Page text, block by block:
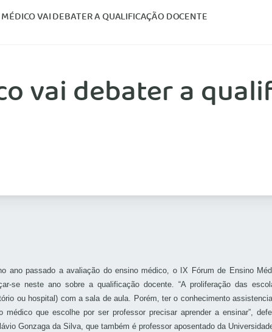
VAI DEBATER A QUALIFICAÇÃO DOCENTE
vai debater a
ano passado a avaliação do ensino médico, o IX Fórum de Ensino
se neste ano sobre a qualificação docente. “A proliferação das
ou hospital) com a sala de aula. Porém, ter o conhecimento
médico que escolhe por ser professor precisar aprender a ensinar”,
Gonzaga da Silva, que também é professor aposentado da